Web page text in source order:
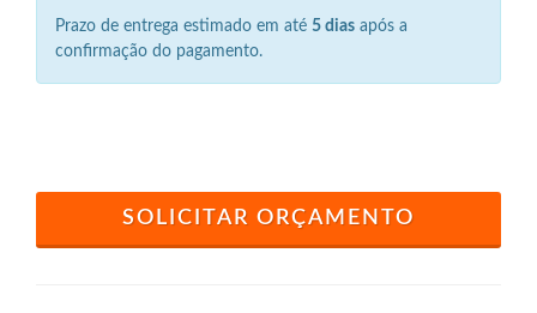
Prazo de entrega estimado em até 5 dias após a
confirmação do pagamento.
SOLICITAR ORÇAMENTO